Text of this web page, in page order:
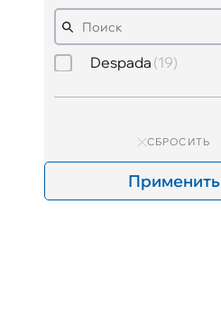
Despada 19
СБРОСИТЬ
Применить